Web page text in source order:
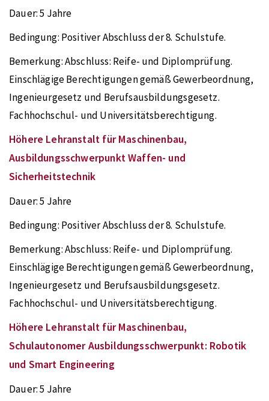
Dauer:5 Jahre
Bedingung: Positiver Abschluss der 8. Schulstufe.
Bemerkung:Abschluss: Reife- und Diplomprüfung.
Einschlägige Berechtigungen gemäß Gewerbeordnung,
Ingenieurgesetz und Berufsausbildungsgesetz.
Fachhochschul- und Universitätsberechtigung.
Höhere Lehranstalt für Maschinenbau,
Ausbildungsschwerpunkt Waffen- und
Sicherheitstechnik
Dauer:5 Jahre
Bedingung: Positiver Abschluss der 8. Schulstufe.
Bemerkung:Abschluss: Reife- und Diplomprüfung.
Einschlägige Berechtigungen gemäß Gewerbeordnung,
Ingenieurgesetz und Berufsausbildungsgesetz.
Fachhochschul- und Universitätsberechtigung.
Höhere Lehranstalt für Maschinenbau,
Schulautonomer Ausbildungsschwerpunkt: Robotik
und Smart Engineering
Dauer:5 Jahre